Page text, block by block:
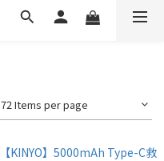
72 Items per page